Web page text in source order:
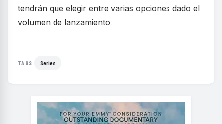
tendrán que elegir entre varias opciones dado el
volumen de lanzamiento.
TAGS Series